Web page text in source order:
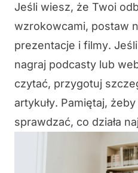
Jeśli wiesz, że Twoi
wzrokowcami, postaw
prezentacje i filmy.
nagraj podcasty lub
czytać, przygotuj
artykuły. Pamiętaj,
sprawdzać, co działa